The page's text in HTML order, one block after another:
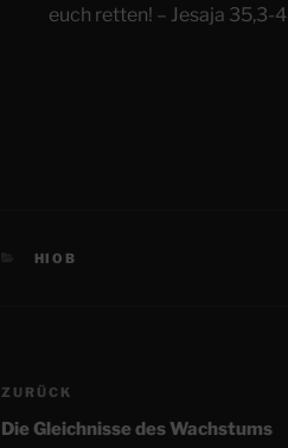
euch retten! – Jesaja 35,3-4
KATEGORIEN
HIOB
Beitragsnavigation
Vorheriger
Beitrag
ZURÜCK
Die Gleichnisse des Wachstums